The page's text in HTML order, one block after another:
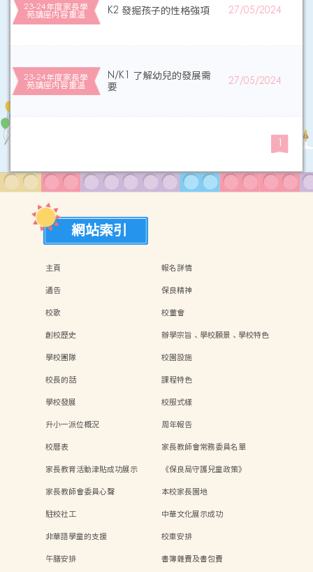
23-24年度家長學
苑講座内容重溫 K2 發掘孩子的性格強項 27/05/2024
23-24年度家長學
苑講座内容重溫
N/K1 了解幼兒的發展需
要
27/05/2024
1
網站索引
主頁
報名詳情
通告
保良精神
校歌
校董會
創校歷史
辦學宗旨、學校願景、學校特色
學校團隊
校園設施
校長的話
課程特色
學校發展
校服式樣
升小一派位概況
周年報告
校曆表
家長教師會常務委員名單
家長教育活動津貼成功展示
《保良局守護兒童政策》
家長教師會委員心聲
本校家長園地
駐校社工
中華文化展示成功
非華語學童的支援
校車安排
午膳安排
書簿雜費及書包費